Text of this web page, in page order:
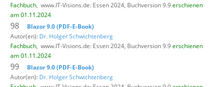
Fachbuch, www.IT-Visions.de: Essen 2024, Buchversion 9.9erschienen
am 01.11.2024
98
Blazor 9.0 (PDF-E-Book)
Autor(en): Dr. Holger Schwichtenberg
Fachbuch, www.IT-Visions.de: Essen 2024, Buchversion 9.9erschienen
am 01.11.2024
99
Blazor 9.0 (PDF-E-Book)
Autor(en): Dr. Holger Schwichtenberg